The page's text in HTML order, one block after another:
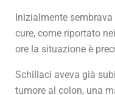
Inizialmente
cure, come riportato
ore la situazione è
Schillaci aveva già
tumore al colon, una